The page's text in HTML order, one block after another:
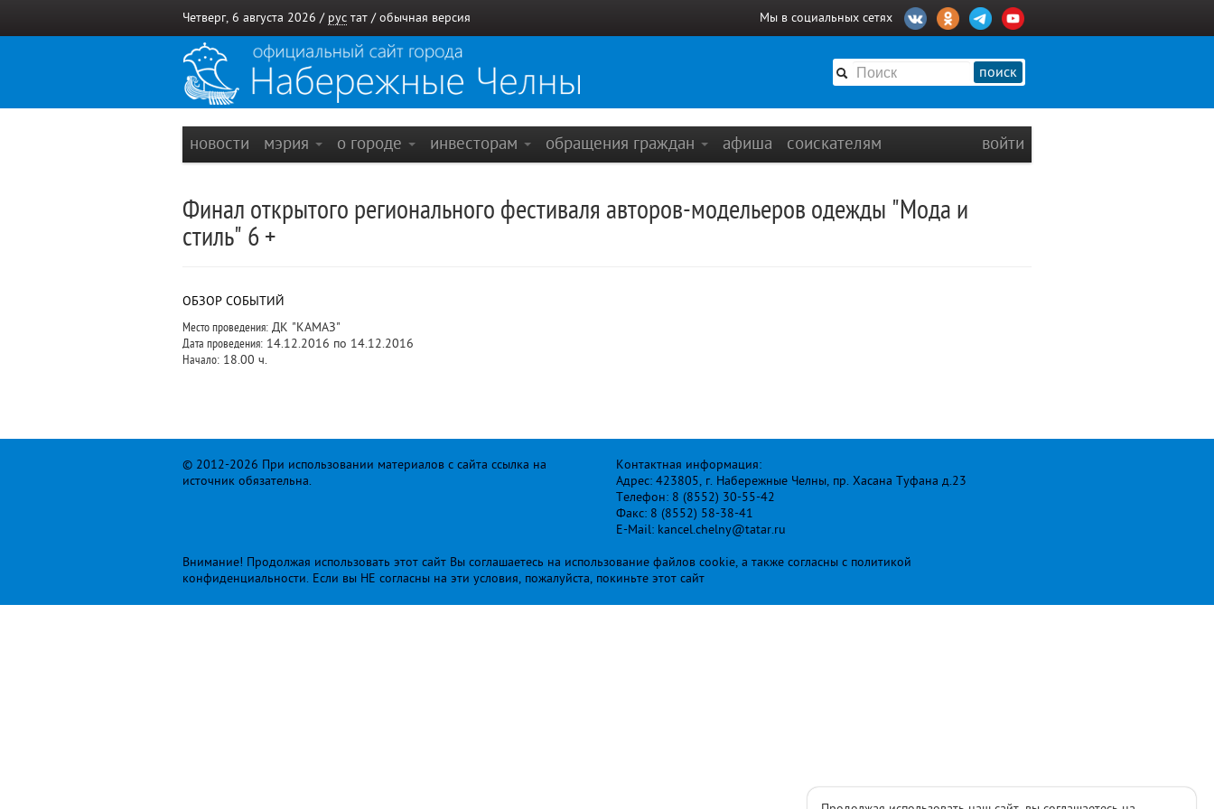
Четверг, 6 августа 2026 / рус тат / обычная версия Мы в социальных сетях
поиск
новости мэрия о городе инвесторам обращения граждан афиша соискателям войти
Финал открытого регионального фестиваля авторов-модельеров одежды "Мода и
стиль" 6 +
ОБЗОР СОБЫТИЙ
Место проведения: ДК "КАМАЗ"
Дата проведения: 14.12.2016 по 14.12.2016
Начало: 18.00 ч.
© 2012-2026 При использовании материалов с сайта ссылка на
источник обязательна.
Контактная информация:
Адрес: 423805, г. Набережные Челны, пр. Хасана Туфана д.23
Телефон: 8 (8552) 30-55-42
Факс: 8 (8552) 58-38-41
E-Mail: kancel.chelny@tatar.ru
Внимание! Продолжая использовать этот сайт Вы соглашаетесь на использование файлов cookie, а также согласны с политикой
конфиденциальности. Если вы НЕ согласны на эти условия, пожалуйста, покиньте этот сайт